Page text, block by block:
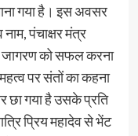
गया है। इस अवसर
पंचाक्षर मंत्र
को सफल करना
पर संतों का कहना
छा गया है उसके प्रति
प्रिय महादेव से भेंट